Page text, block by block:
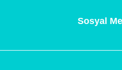
Sosyal